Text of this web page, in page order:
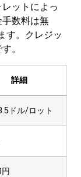
ットによっ
数料は無
す。クレジッ
。
詳細
ドル/ロット